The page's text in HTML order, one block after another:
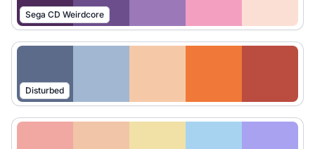
Sega CD Weirdcore
Disturbed